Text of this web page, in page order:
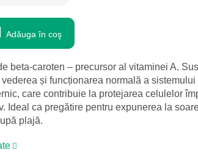
Adăuga în coş
beta-caroten – precursor al vitaminei A.
și funcționarea normală a sistemului
care contribuie la protejarea celulelor
Ideal ca pregătire pentru expunerea la
plajă.